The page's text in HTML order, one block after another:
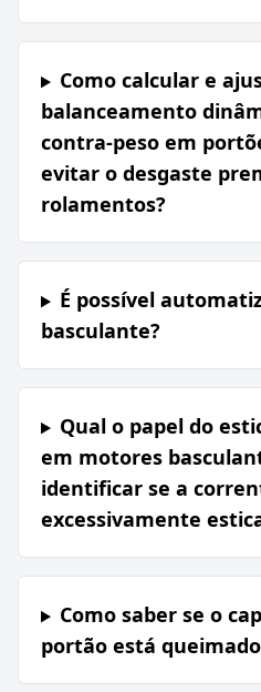
Como calcular e
balanceamento
contra-peso em
evitar o desgaste
rolamentos?
É possível
basculante?
Qual o papel do
em motores
identificar se a
excessivamente
Como saber se o
portão está